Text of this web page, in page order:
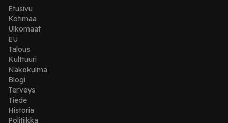
Etusivu
Kotimaa
Ulkomaat
EU
Talous
Kulttuuri
Näkökulma
Blogi
Terveys
Tiede
Historia
Politiikka